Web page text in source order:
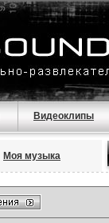
Видеоклипы
Моя музыка